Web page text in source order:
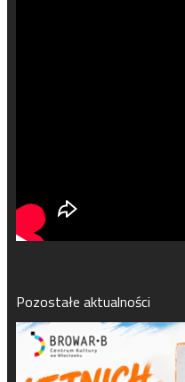
Pozostałe aktualności